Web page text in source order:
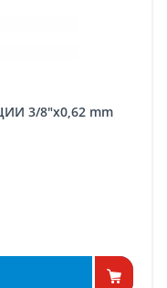
3/8"x0,62 mm